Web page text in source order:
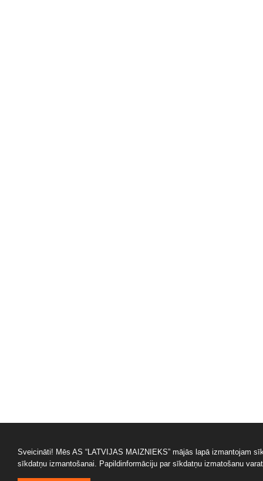
Sveicināti! Mēs AS “LATVIJAS MAIZNIEKS” mājās lapā izmantojam
sīkdatņu izmantošanai. Papildinformāciju par sīkdatņu izmatošanu